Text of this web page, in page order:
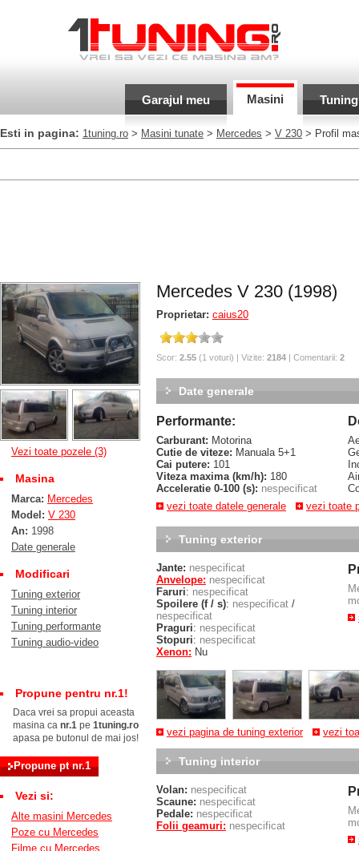
Garajul meu Masini Tuning
Esti in pagina: 1tuning.ro > Masini tunate > Mercedes > V 230 > Profil
Vezi toate pozele (3)
Masina
Marca: Mercedes
Model: V 230
An: 1998
Date generale
Modificari
Tuning exterior
Tuning interior
Tuning performante
Tuning audio-video
Propune pentru nr.1!
Daca vrei sa propui aceasta
masina ca nr.1 pe 1tuning.ro
apasa pe butonul de mai jos!
Vezi si:
Alte masini Mercedes
Poze cu Mercedes
Filme cu Mercedes
Mercedes V 230 (1998)
Proprietar: caius20
Scor: 2.55 (1 voturi) | Vizite: 2184 | Comentarii: 2
Date generale
Performante:
Carburant: Motorina
Cutie de viteze: Manuala 5+1
Cai putere: 101
Viteza maxima (km/h): 180
Acceleratie 0-100 (s): nespecificat
vezi toate datele generale
vezi toate
Tuning exterior
Jante: nespecificat
Anvelope: nespecificat
Faruri: nespecificat
Spoilere (f / s): nespecificat /
nespecificat
Praguri: nespecificat
Stopuri: nespecificat
Xenon: Nu
vezi pagina de tuning exterior vezi
Tuning interior
Volan: nespecificat
Scaune: nespecificat
Pedale: nespecificat
Folii geamuri: nespecificat